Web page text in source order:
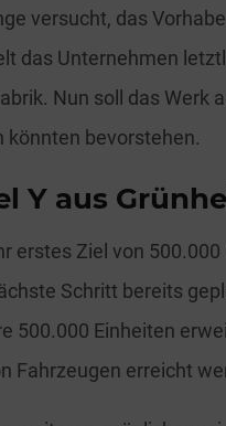
versucht, das
das Unternehmen
Nun soll das Werk
könnten bevorstehen.
Y aus
erstes Ziel von
Schritt bereits
500.000 Einheiten
Fahrzeugen erreicht